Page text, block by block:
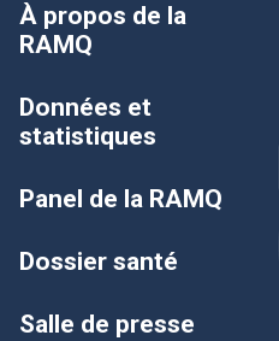
À propos de la
RAMQ
Données et
statistiques
Panel de la RAMQ
Dossier santé
Salle de presse